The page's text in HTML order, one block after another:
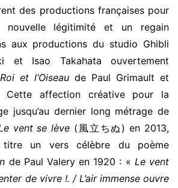
des productions françaises pour
nouvelle légitimité et un regain
aux productions du studio Ghibli
et Isao Takahata ouvertement
et l’Oiseau de Paul Grimault et
Cette affection créative pour la
jusqu’au dernier long métrage de
vent se lève (風立ちぬ) en 2013,
un vers célèbre du poème
de Paul Valery en 1920 : « Le vent
de vivre !. / L’air immense ouvre